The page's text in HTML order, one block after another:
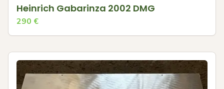
Heinrich Gabarinza 2002 DMG
290 €